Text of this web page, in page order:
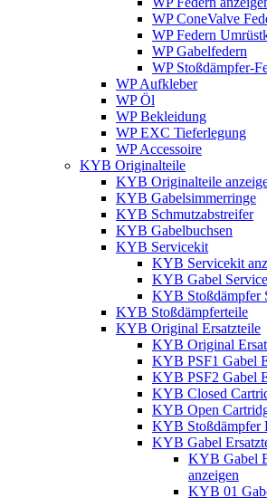
WP ConeValve
WP Federn
WP Gabelfedern
WP Stoßdämpfer-
WP Aufkleber
WP Öl
WP Bekleidung
WP EXC Tieferlegung
WP Accessoire
KYB Originalteile
KYB Originalteile
KYB Gabelsimmerringe
KYB Schmutzabstreifer
KYB Gabelbuchsen
KYB Servicekit
KYB Servicekit
KYB Gabel
KYB Stoßdämpfer
KYB Stoßdämpferteile
KYB Original Ersatzteile
KYB Original
KYB PSF1 Gabel
KYB PSF2 Gabel
KYB Closed
KYB Open
KYB Stoßdämpfer
KYB Gabel
KYB Gabel
anzeigen
KYB 01